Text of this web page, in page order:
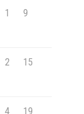
1 9
2 15
4 19